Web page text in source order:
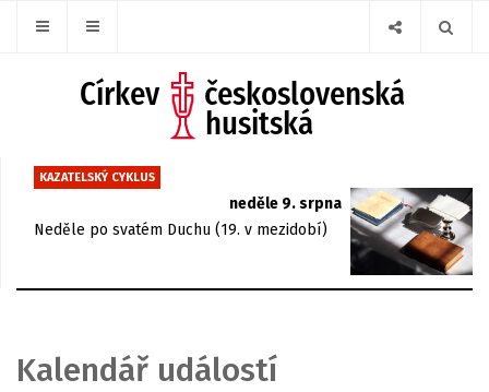
KAZATELSKÝ CYKLUS
neděle 9. srpna
Neděle po svatém Duchu (19. v mezidobí)
Kalendář událostí